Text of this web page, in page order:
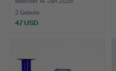
2 Gebote
47 USD